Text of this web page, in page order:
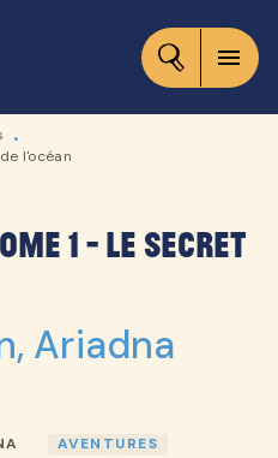
CONTENU
menu
•
l'océan
1 - Le secret
, Ariadna
AVENTURES